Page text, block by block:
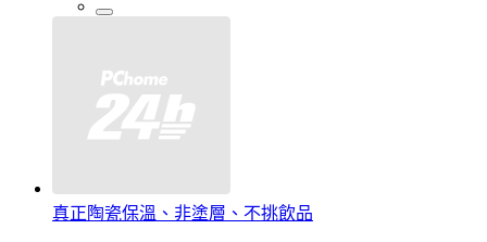
真正陶瓷保溫、非塗層、不挑飲品